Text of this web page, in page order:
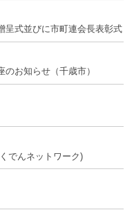
呈式並びに市町連会長表彰式
お知らせ（千歳市）
でんネットワーク)